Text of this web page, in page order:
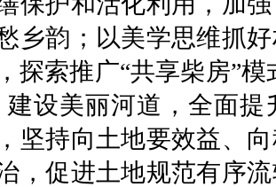
乡韵；以美学思维抓
探索推广“共享柴房”
建设美丽河道，全面
坚持向土地要效益、
，促进土地规范有序